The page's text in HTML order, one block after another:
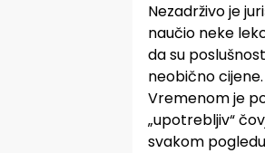
Nezadrživo je
naučio neke
da su
neobično
Vremenom je
„upotrebljiv“
svakom